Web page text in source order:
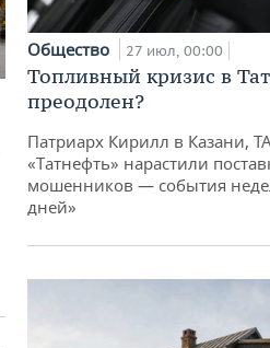
Общество 27 июл, 00:00
Топливный кризис в
преодолен?
Патриарх Кирилл в Казани,
«Татнефть» нарастили
мошенников — события
дней»